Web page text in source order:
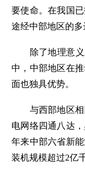
要使命。在我国
途经中部地区的多
除了地理意义
中，中部地区在
面也独具优势。
与西部地区相
电网络四通八达
年来中部六省新
装机规模超过2亿